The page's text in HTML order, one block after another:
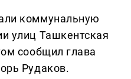
коммунальную
улиц Ташкентская
сообщил глава
Рудаков.